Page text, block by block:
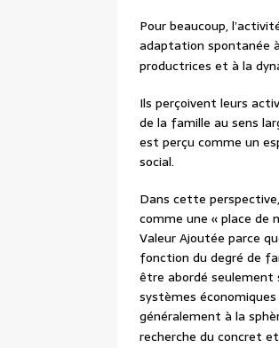
Pour beaucoup,
adaptation spontanée
productrices et à la
Ils perçoivent leurs
de la famille au sens
est perçu comme un
social.
Dans cette
comme une « place de
Valeur Ajoutée parce
fonction du degré de
être abordé seulement
systèmes
généralement à la
recherche du concret